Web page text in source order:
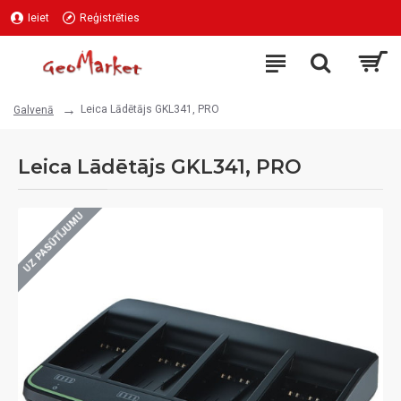
Ieiet Reģistrēties
Galvenā Leica Lādētājs GKL341, PRO
Leica Lādētājs GKL341, PRO
UZ PASŪTĪJUMU